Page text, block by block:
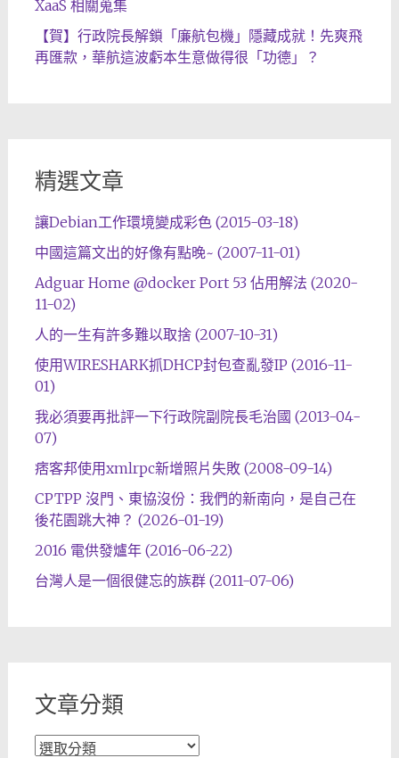
XaaS 相關蒐集
【賀】行政院長解鎖「廉航包機」隱藏成就！先爽飛
再匯款，華航這波虧本生意做得很「功德」？
精選文章
讓Debian工作環境變成彩色 (2015-03-18)
中國這篇文出的好像有點晚~ (2007-11-01)
Adguar Home @docker Port 53 佔用解法 (2020-
11-02)
人的一生有許多難以取捨 (2007-10-31)
使用WIRESHARK抓DHCP封包查亂發IP (2016-11-
01)
我必須要再批評一下行政院副院長毛治國 (2013-04-
07)
痞客邦使用xmlrpc新增照片失敗 (2008-09-14)
CPTPP 沒門、東協沒份：我們的新南向，是自己在
後花園跳大神？ (2026-01-19)
2016 電供發爐年 (2016-06-22)
台灣人是一個很健忘的族群 (2011-07-06)
文章分類
文